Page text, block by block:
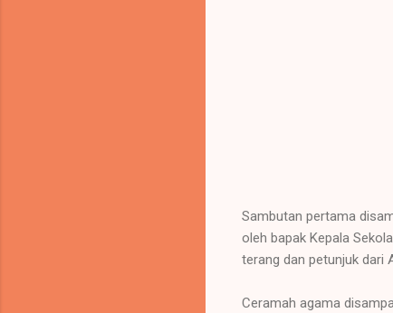
Sambutan pertama
oleh bapak Kepala
terang dan petunjuk dari
Ceramah agama